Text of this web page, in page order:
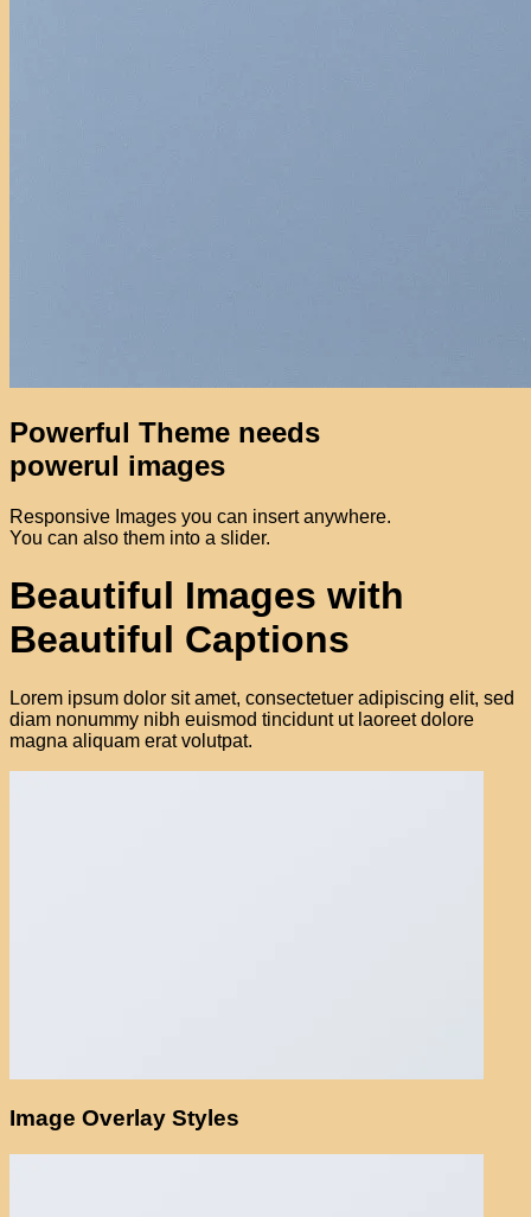
Powerful Theme needs
powerul images
Responsive Images you can insert anywhere.
You can also them into a slider.
Beautiful Images with
Beautiful Captions
Lorem ipsum dolor sit amet, consectetuer adipiscing elit, sed
diam nonummy nibh euismod tincidunt ut laoreet dolore
magna aliquam erat volutpat.
Image Overlay Styles